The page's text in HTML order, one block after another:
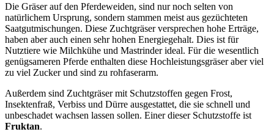
Die Gräser auf den Pferdeweiden, sind nur noch selten von
natürlichem Ursprung, sondern stammen meist aus gezüchteten
Saatgutmischungen. Diese Zuchtgräser versprechen hohe Erträge,
haben aber auch einen sehr hohen Energiegehalt. Dies ist für
Nutztiere wie Milchkühe und Mastrinder ideal. Für die wesentlich
genügsameren Pferde enthalten diese Hochleistungsgräser aber viel
zu viel Zucker und sind zu rohfaserarm.
Außerdem sind Zuchtgräser mit Schutzstoffen gegen Frost,
Insektenfraß, Verbiss und Dürre ausgestattet, die sie schnell und
unbeschadet wachsen lassen sollen. Einer dieser Schutzstoffe ist
Fruktan.